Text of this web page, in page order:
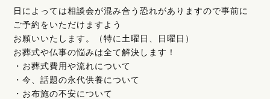
日によっては相談会が混み合う恐れがありますので事前に
ご予約をいただけますよう
お願いいたします。（特に土曜日、日曜日）
お葬式や仏事の悩みは全て解決します！
・お葬式費用や流れについて
・今、話題の永代供養について
・お布施の不安について